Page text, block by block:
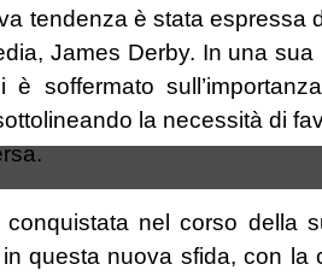
tendenza è stata espressa
James Derby. In una
è soffermato
la necessità di
nel corso della
questa nuova sfida, con